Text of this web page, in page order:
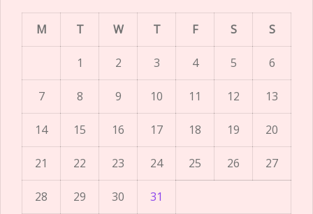
M T W T F S S
1 2 3 4 5 6
7 8 9 10 11 12 13
14 15 16 17 18 19 20
21 22 23 24 25 26 27
28 29 30 31